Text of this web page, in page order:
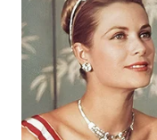
WAHANA
NEWS
WAHANA
TANI